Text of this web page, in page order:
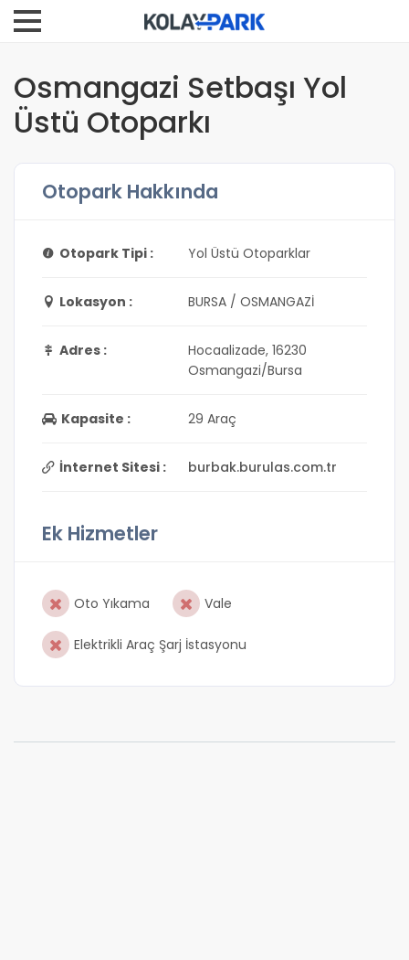
Osmangazi Setbaşı Yol
Üstü Otoparkı
Otopark Hakkında
Otopark Tipi : Yol Üstü Otoparklar
Lokasyon : BURSA / OSMANGAZİ
Adres :
Hocaalizade, 16230
Osmangazi/Bursa
Kapasite : 29 Araç
İnternet Sitesi : burbak.burulas.com.tr
Ek Hizmetler
Oto Yıkama Vale
Elektrikli Araç Şarj İstasyonu